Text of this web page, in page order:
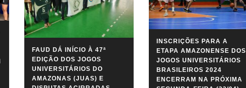
FAUD DÁ INÍCIO À 47ª
EDIÇÃO DOS JOGOS
UNIVERSITÁRIOS DO
AMAZONAS (JUAS) E
INSCRIÇÕES PARA A
ETAPA AMAZONENSE DOS
JOGOS UNIVERSITÁRIOS
BRASILEIROS 2024
ENCERRAM NA PRÓXIMA